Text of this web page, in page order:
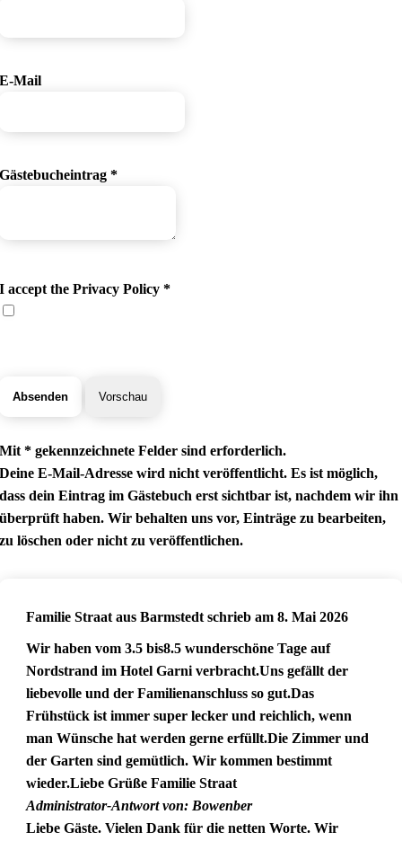
E-Mail
Gästebucheintrag*
I accept the Privacy Policy*
Mit * gekennzeichnete Felder sind erforderlich.
Deine E-Mail-Adresse wird nicht veröffentlicht. Es ist möglich,
dass dein Eintrag im Gästebuch erst sichtbar ist, nachdem wir ihn
überprüft haben. Wir behalten uns vor, Einträge zu bearbeiten,
zu löschen oder nicht zu veröffentlichen.
Familie Straataus Barmstedt schrieb am 8. Mai 2026
Wir haben vom 3.5 bis8.5 wunderschöne Tage auf
Nordstrand im Hotel Garni verbracht.Uns gefällt der
liebevolle und der Familienanschluss so gut.Das
Frühstück ist immer super lecker und reichlich, wenn
man Wünsche hat werden gerne erfüllt.Die Zimmer und
der Garten sind gemütlich. Wir kommen bestimmt
wieder.Liebe Grüße Familie Straat
Administrator-Antwort von: Bowenber
Liebe Gäste. Vielen Dank für die netten Worte. Wir